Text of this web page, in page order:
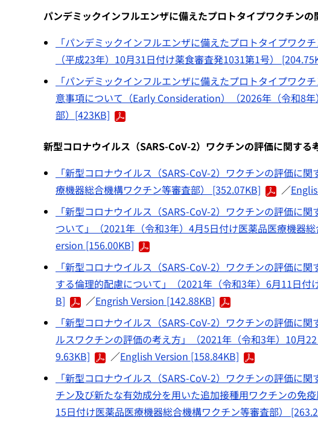
パンデミックインフルエンザに備えたプロトタイプワクチン
「パンデミックインフルエンザに備えたプロトタイプワク
（平成23年）10月31日付け薬食審査発1031第1号）
「パンデミックインフルエンザに備えたプロトタイプワク
意事項について（Early Consideration）（2026年（令和8
部）[423KB]
新型コロナウイルス（SARS-CoV-2）ワクチンの評価に関する
「新型コロナウイルス（SARS-CoV-2）ワクチンの評価に
療機器総合機構ワクチン等審査部） [352.07KB]
／
「新型コロナウイルス（SARS-CoV-2）ワクチンの評価に
ついて」（2021年（令和3年）4月5日付け医薬品医療機器
ersion [156.00KB]
「新型コロナウイルス（SARS-CoV-2）ワクチンの評価に
する倫理的配慮について」（2021年（令和3年）6月11日
B]
／Engrish Version [142.88KB]
「新型コロナウイルス（SARS-CoV-2）ワクチンの評価に
ルスワクチンの評価の考え方」（2021年（令和3年）10月
9.63KB]
／English Version [158.84KB]
「新型コロナウイルス（SARS-CoV-2）ワクチンの評価に
チン及び新たな有効成分を用いた追加接種用ワクチンの免
15日付け医薬品医療機器総合機構ワクチン等審査部）